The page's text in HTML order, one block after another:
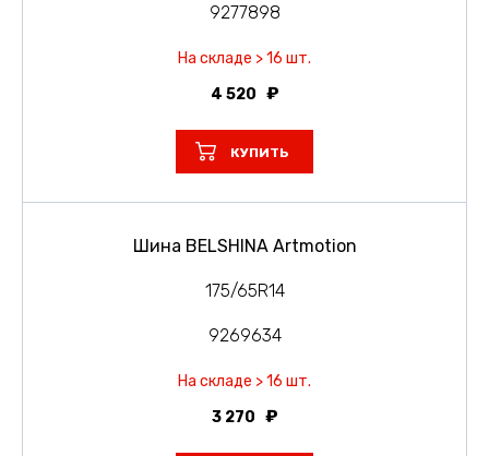
9277898
На складе > 16 шт.
4 520
КУПИТЬ
Шина BELSHINA Artmotion
175/65R14
9269634
На складе > 16 шт.
3 270